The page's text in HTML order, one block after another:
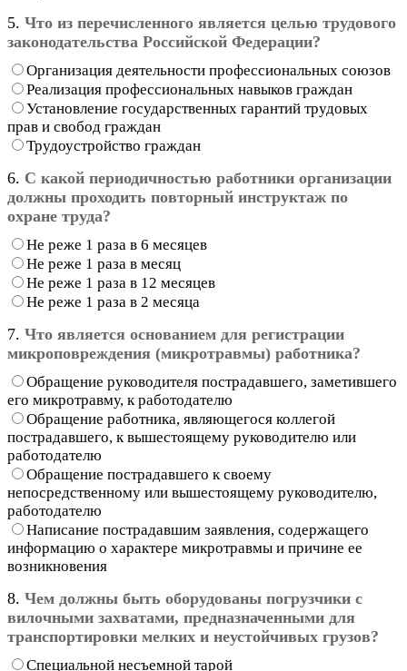
5. Что из перечисленного является целью трудового
законодательства Российской Федерации?
Организация деятельности профессиональных союзов
Реализация профессиональных навыков граждан
Установление государственных гарантий трудовых
прав и свобод граждан
Трудоустройство граждан
6. С какой периодичностью работники организации
должны проходить повторный инструктаж по
охране труда?
Не реже 1 раза в 6 месяцев
Не реже 1 раза в месяц
Не реже 1 раза в 12 месяцев
Не реже 1 раза в 2 месяца
7. Что является основанием для регистрации
микроповреждения (микротравмы) работника?
Обращение руководителя пострадавшего, заметившего
его микротравму, к работодателю
Обращение работника, являющегося коллегой
пострадавшего, к вышестоящему руководителю или
работодателю
Обращение пострадавшего к своему
непосредственному или вышестоящему руководителю,
работодателю
Написание пострадавшим заявления, содержащего
информацию о характере микротравмы и причине ее
возникновения
8. Чем должны быть оборудованы погрузчики с
вилочными захватами, предназначенными для
транспортировки мелких и неустойчивых грузов?
Специальной несъемной тарой